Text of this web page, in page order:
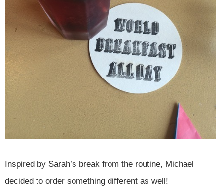
Inspired by Sarah’s break from the routine, Michael
decided to order something different as well!